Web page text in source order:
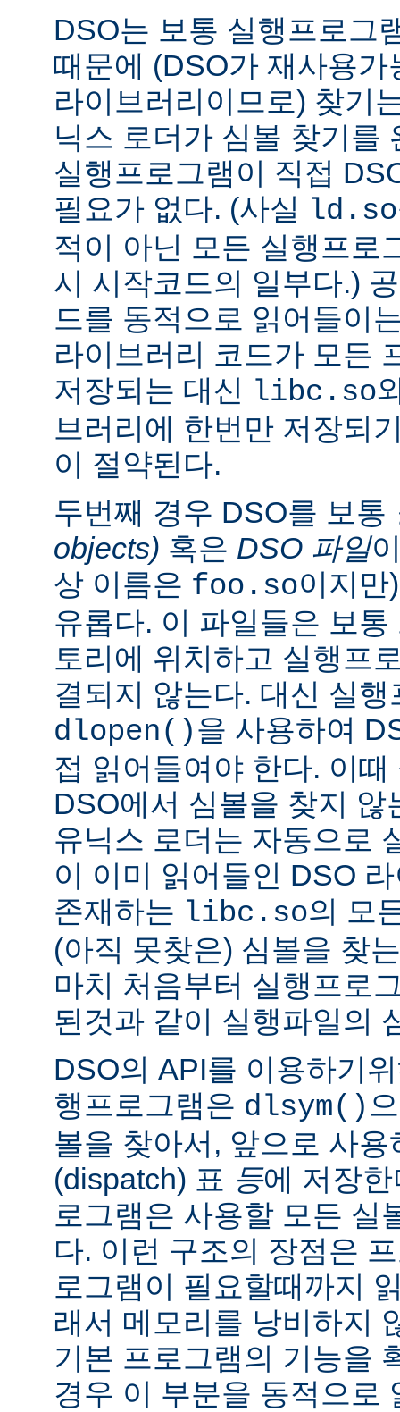
DSO는 보통 실행프로그
때문에 (DSO가 재사용
라이브러리이므로) 찾기
닉스 로더가 심볼 찾기를
실행프로그램이 직접
필요가 없다. (사실
ld.so
적이 아닌 모든 실행프로
시 시작코드의 일부다.)
드를 동적으로 읽어들이
라이브러리 코드가 모든
저장되는 대신
libc.so
브러리에 한번만 저장되
이 절약된다.
두번째 경우 DSO를 보통
objects) 혹은 DSO 파일
상 이름은 foo.so이지만
유롭다. 이 파일들은 보
토리에 위치하고 실행프
결되지 않는다. 대신 실
dlopen()을 사용하여
접 읽어들여야 한다. 이
DSO에서 심볼을 찾지 않
유닉스 로더는 자동으로
이 이미 읽어들인 DSO
존재하는 libc.so의 모
(아직 못찾은) 심볼을 찾
마치 처음부터 실행프로
된것과 같이 실행파일의
DSO의 API를 이용하기
행프로그램은 dlsym()
볼을 찾아서, 앞으로 사
(dispatch) 표 등에 저장
로그램은 사용할 모든 실
다. 이런 구조의 장점은
로그램이 필요할때까지
래서 메모리를 낭비하지
기본 프로그램의 기능을
경우 이 부분을 동적으로